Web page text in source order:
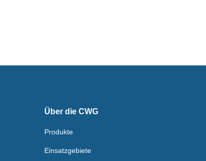
Über die CWG
Produkte
Einsatzgebiete